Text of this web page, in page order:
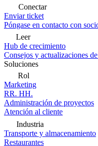
Conectar
Enviar ticket
Póngase en contacto con
Leer
Hub de crecimiento
Consejos y actualizaciones
Soluciones
Rol
Marketing
RR. HH.
Administración de proyectos
Atención al cliente
Industria
Transporte y almacenamiento
Restaurantes